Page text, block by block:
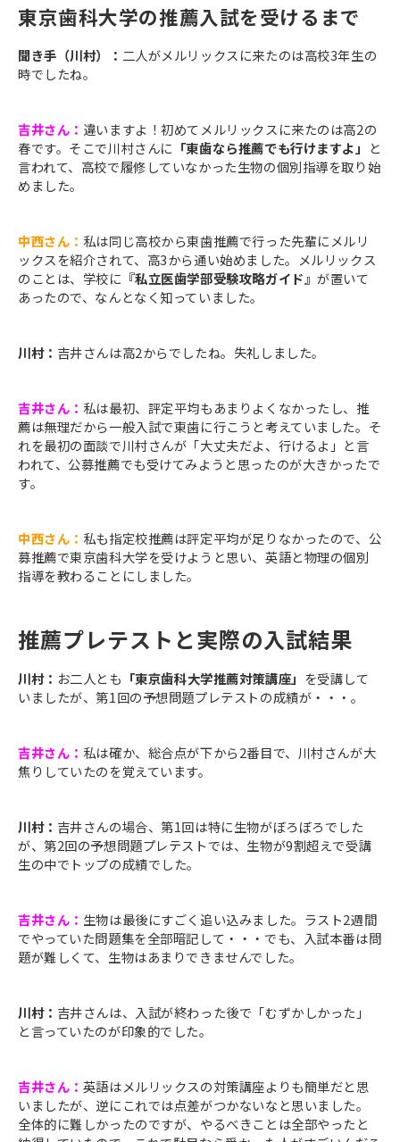
東京歯科大学の推薦入試を受けるまで
聞き手（川村）： 二人がメルリックスに来たのは高校3年生の
時でしたね。
吉井さん： 違いますよ！初めてメルリックスに来たのは高2の
春です。そこで川村さんに 「東歯なら推薦でも行けますよ」
と
言われて、高校で履修していなかった生物の個別指導を取り始
めました。
中西さん： 私は同じ高校から東歯推薦で行った先輩にメルリ
ックスを紹介されて、高3から通い始めました。メルリックス
のことは、学校に 『私立医歯学部受験攻略ガイド』が置いて
あったので、なんとなく知っていました。
川村： 吉井さんは高2からでしたね。失礼しました。
吉井さん： 私は最初、評定平均もあまりよくなかったし、推
薦は無理だから一般入試で東歯に行こうと考えていました。そ
れを最初の面談で川村さんが「大丈夫だよ、行けるよ」と言
われて、公募推薦でも受けてみようと思ったのが大きかったで
す。
中西さん： 私も指定校推薦は評定平均が足りなかったので、公
募推薦で東京歯科大学を受けようと思い、英語と物理の個別
指導を教わることにしました。
推薦プレテストと実際の入試結果
川村： お二人とも 「東京歯科大学推薦対策講座」 を受講して
いましたが、第1回の予想問題プレテストの成績が・・・。
吉井さん： 私は確か、総合点が下から2番目で、川村さんが大
焦りしていたのを覚えています。
川村： 吉井さんの場合、第1回は特に生物がぼろぼろでした
が、第2回の予想問題プレテストでは、生物が9割超えで受講
生の中でトップの成績でした。
吉井さん： 生物は最後にすごく追い込みました。ラスト2週間
でやっていた問題集を全部暗記して・・・でも、入試本番は問
題が難しくて、生物はあまりできませんでした。
川村： 吉井さんは、入試が終わった後で「むずかしかった」
と言っていたのが印象的でした。
吉井さん： 英語はメルリックスの対策講座よりも簡単だと思
いましたが、逆にこれでは点差がつかないなと思いました。
全体的に難しかったのですが、やるべきことは全部やったと